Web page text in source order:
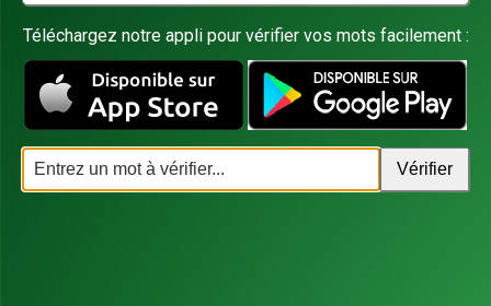
Téléchargez notre appli pour vérifier vos mots facilement :